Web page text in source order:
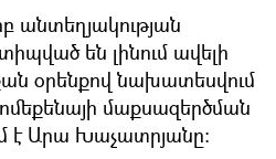
անտեղյակության
են լինում ավելի
օրենքով նախատեսվում
մաքսազերծման
է Արա Խաչատրյանը։